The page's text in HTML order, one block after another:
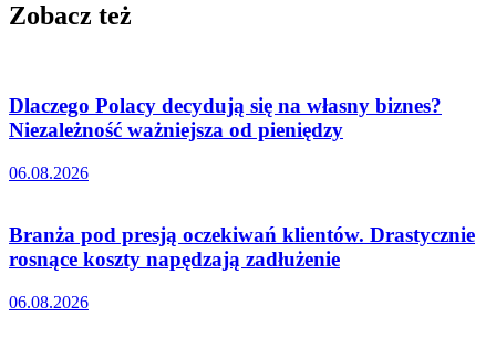
Zobacz też
Dlaczego Polacy decydują się na własny biznes?
Niezależność ważniejsza od pieniędzy
06.08.2026
Branża pod presją oczekiwań klientów. Drastycznie
rosnące koszty napędzają zadłużenie
06.08.2026